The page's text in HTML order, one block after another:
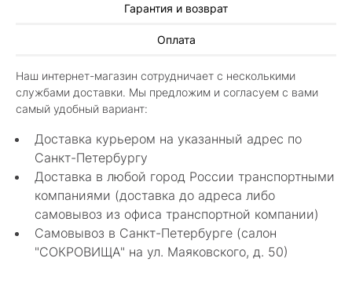
Гарантия и возврат
Оплата
Наш интернет-магазин сотрудничает с несколькими
службами доставки. Мы предложим и согласуем с вами
самый удобный вариант:
Доставка курьером на указанный адрес по
Санкт-Петербургу
Доставка в любой город России транспортными
компаниями (доставка до адреса либо
самовывоз из офиса транспортной компании)
Самовывоз в Санкт-Петербурге (салон
"СОКРОВИЩА" на ул. Маяковского, д. 50)
Алла Майорова
Классные изделия, оригинальные не похожие
в других магазинах. Сотрудники очень
грамотные специалисты в своем деле помогли
с выбором.
Показать полностью
Нелли Г.
4 мая 2025
Каждый раз бывая на Большой Конюшенной
12 в Санкт-Петербурге посещаю этот